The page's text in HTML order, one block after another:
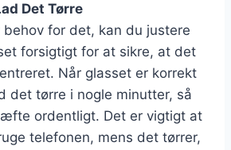
Det Tørre
behov for det, kan du justere
forsigtigt for at sikre, at det
Når glasset er korrekt
det tørre i nogle minutter, så
ordentligt. Det er vigtigt at
telefonen, mens det tørrer,